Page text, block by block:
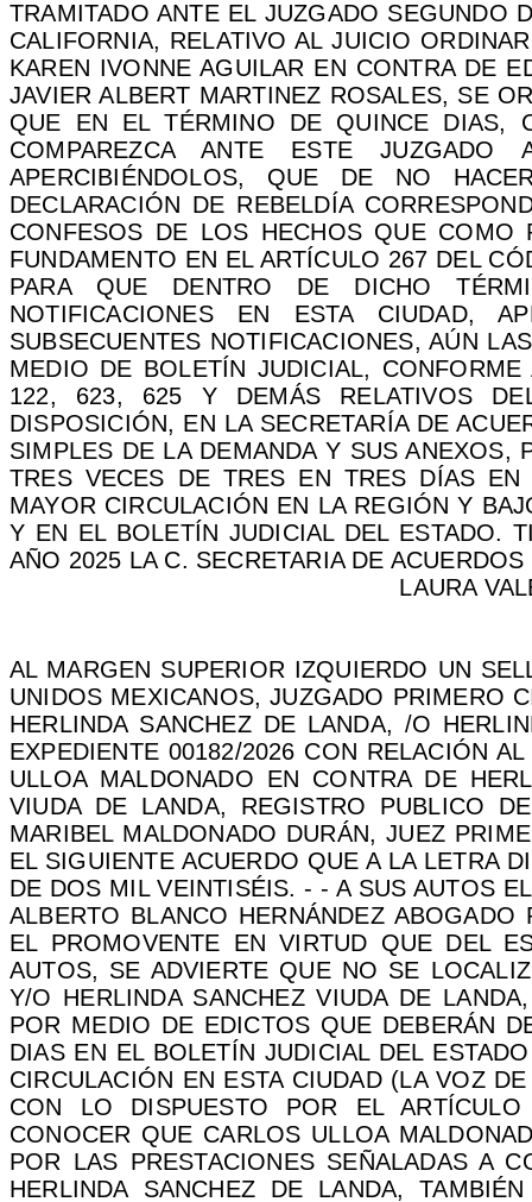
TRAMITADO ANTE EL JUZGADO SEGUNDO
CALIFORNIA, RELATIVO AL JUICIO
KAREN IVONNE AGUILAR EN CONTRA DE
JAVIER ALBERT MARTINEZ ROSALES, SE
QUE EN EL TÉRMINO DE QUINCE DIAS,
COMPAREZCA ANTE ESTE JUZGADO
APERCIBIÉNDOLOS, QUE DE NO
DECLARACIÓN DE REBELDÍA
CONFESOS DE LOS HECHOS QUE
FUNDAMENTO EN EL ARTÍCULO 267 DEL
PARA QUE DENTRO DE DICHO
NOTIFICACIONES EN ESTA CIUDAD,
SUBSECUENTES NOTIFICACIONES, AÚN
MEDIO DE BOLETÍN JUDICIAL,
122, 623, 625 Y DEMÁS RELATIVOS
DISPOSICIÓN, EN LA SECRETARÍA DE
SIMPLES DE LA DEMANDA Y SUS ANEXOS,
TRES VECES DE TRES EN TRES DÍAS
MAYOR CIRCULACIÓN EN LA REGIÓN Y
Y EN EL BOLETÍN JUDICIAL DEL ESTADO.
AÑO 2025 LA C. SECRETARIA DE
LAURA
AL MARGEN SUPERIOR IZQUIERDO UN
UNIDOS MEXICANOS, JUZGADO PRIMERO
HERLINDA SANCHEZ DE LANDA, /O
EXPEDIENTE 00182/2026 CON RELACIÓN
ULLOA MALDONADO EN CONTRA DE
VIUDA DE LANDA, REGISTRO PUBLICO
MARIBEL MALDONADO DURÁN, JUEZ
EL SIGUIENTE ACUERDO QUE A LA LETRA
DE DOS MIL VEINTISÉIS. - - A SUS AUTOS
ALBERTO BLANCO HERNÁNDEZ
EL PROMOVENTE EN VIRTUD QUE DEL
AUTOS, SE ADVIERTE QUE NO SE
Y/O HERLINDA SANCHEZ VIUDA DE
POR MEDIO DE EDICTOS QUE DEBERÁN
DIAS EN EL BOLETÍN JUDICIAL DEL
CIRCULACIÓN EN ESTA CIUDAD (LA VOZ
CON LO DISPUESTO POR EL
CONOCER QUE CARLOS ULLOA
POR LAS PRESTACIONES SEÑALADAS A
HERLINDA SANCHEZ DE LANDA,